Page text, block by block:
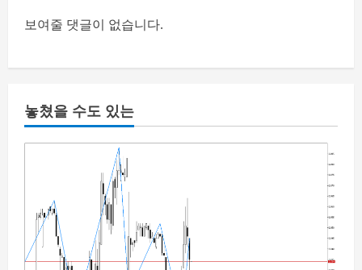
보여줄 댓글이 없습니다.
놓쳤을 수도 있는